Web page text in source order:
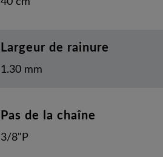
Largeur de rainure
1.30 mm
Pas de la chaîne
3/8"P